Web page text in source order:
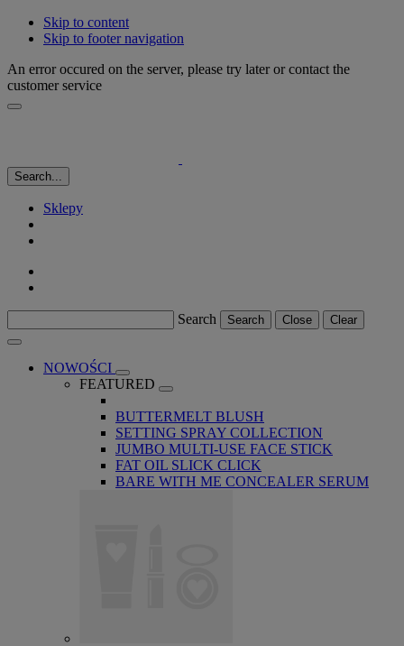
Skip to content
Skip to footer navigation
An error occured on the server, please try later or contact the
customer service
Search...
Sklepy
Search Search Close Clear
NOWOŚCI
FEATURED
BUTTERMELT BLUSH
SETTING SPRAY COLLECTION
JUMBO MULTI-USE FACE STICK
FAT OIL SLICK CLICK
BARE WITH ME CONCEALER SERUM